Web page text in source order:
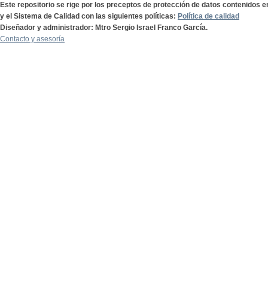
Este repositorio se rige por los preceptos de protección de datos contenidos
y el Sistema de Calidad con las siguientes políticas: Política de calidad
Diseñador y administrador: Mtro Sergio Israel Franco García.
Contacto y asesoría